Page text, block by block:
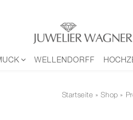
WELLENDORFF
Startseite »Shop »